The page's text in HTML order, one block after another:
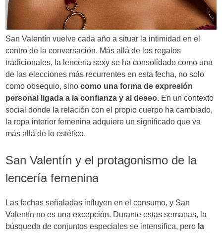
San Valentín vuelve cada año a situar la intimidad en el
centro de la conversación. Más allá de los regalos
tradicionales, la lencería sexy se ha consolidado como una
de las elecciones más recurrentes en esta fecha, no solo
como obsequio, sinocomo una forma de expresión
personal ligada a la confianza y al deseo. En un contexto
social donde la relación con el propio cuerpo ha cambiado,
la ropa interior femenina adquiere un significado que va
más allá de lo estético.
San Valentín y el protagonismo de la
lencería femenina
Las fechas señaladas influyen en el consumo, y San
Valentín no es una excepción. Durante estas semanas, la
búsqueda de conjuntos especiales se intensifica, pero la